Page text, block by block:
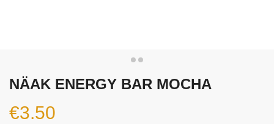
NÄAK ENERGY BAR MOCHA
€3.50